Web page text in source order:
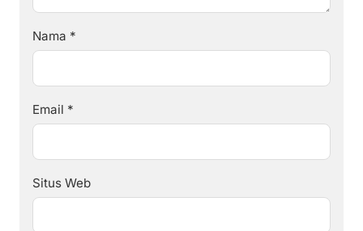
Nama *
Email *
Situs Web